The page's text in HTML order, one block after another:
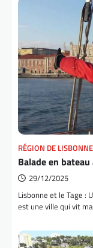
RÉGION DE LISBONNE
Balade en
29/12/2025
Lisbonne et le Tage :
est une ville qui vit